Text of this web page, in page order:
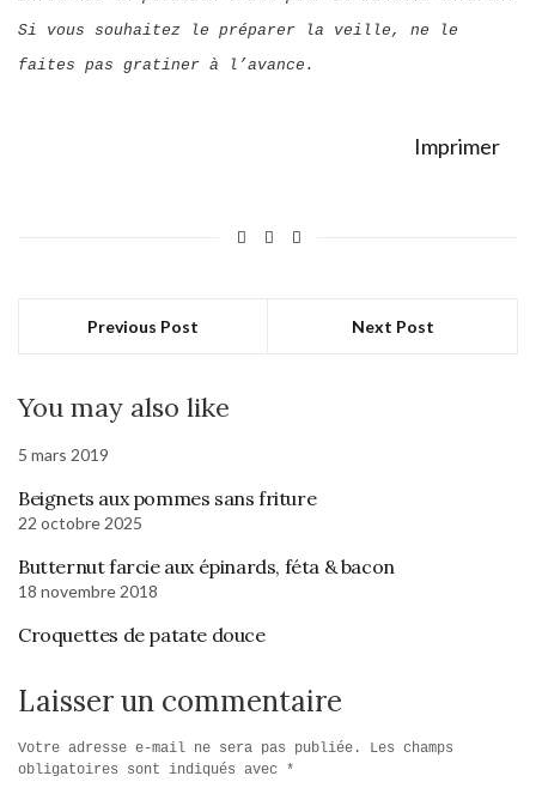
Si vous souhaitez le préparer la veille, ne le
faites pas gratiner à l’avance.
Imprimer
Previous Post Next Post
You may also like
5 mars 2019
Beignets aux pommes sans friture
22 octobre 2025
Butternut farcie aux épinards, féta & bacon
18 novembre 2018
Croquettes de patate douce
Laisser un commentaire
Votre adresse e-mail ne sera pas publiée.
Les champs
obligatoires sont indiqués avec *